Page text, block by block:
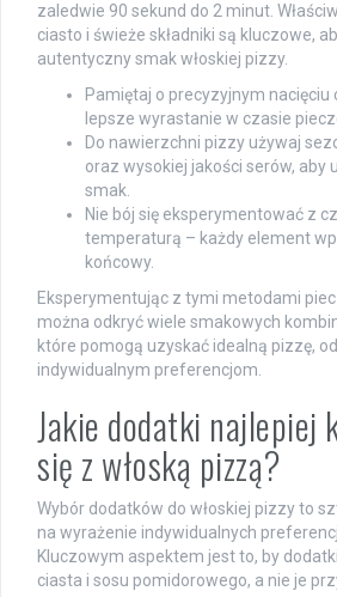
zaledwie 90 sekund do 2 minut.
ciasto i świeże składniki są kluczowe,
autentyczny smak włoskiej pizzy.
Pamiętaj o precyzyjnym nacięciu
lepsze wyrastanie w czasie
Do nawierzchni pizzy używaj
oraz wysokiej jakości serów, aby
smak.
Nie bój się eksperymentować z
temperaturą – każdy element
końcowy.
Eksperymentując z tymi metodami
można odkryć wiele smakowych
które pomogą uzyskać idealną pizzę,
indywidualnym preferencjom.
Jakie dodatki najlepiej
się z włoską pizzą?
Wybór dodatków do włoskiej pizzy to
na wyrażenie indywidualnych
Kluczowym aspektem jest to, by
ciasta i sosu pomidorowego, a nie je